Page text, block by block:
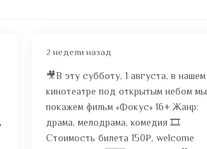
2 недели назад
🎥В эту субботу, 1 августа, в нашем
кинотеатре под открытым небом мы
покажем фильм «Фокус» 16+ Жанр:
драма, мелодрама, комедия 🎞️
Стоимость билета 150₽, welcome